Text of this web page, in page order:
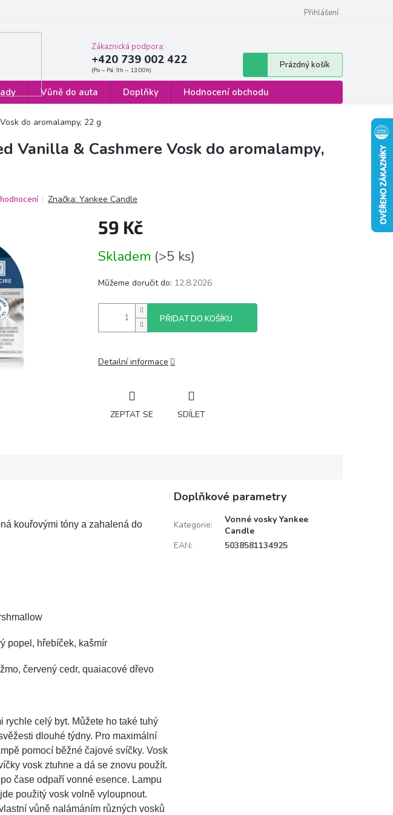
podmínky Formulář pro odstoupení od smlouvy
Přihlášení
Zákaznická podpora:
+420 739 002 422
Nákupní
košík
Prázdný košík
Vůně do auta Doplňky Hodnocení obchodu
do aromalampy, 22 g
Vanilla & Cashmere Vosk do aromalampy,
Značka:Yankee Candle
59 Kč
cena:
Skladem (>5 ks)
Můžeme doručit do: 12.8.2026
PŘIDAT DO KOŠÍKU
Detailní informace
ZEPTAT SE SDÍLET
kouřovými tóny a zahalená do
popel, hřebíček, kašmír
červený cedr, quaiacové dřevo
rychle celý byt. Můžete ho také tuhý
dlouhé týdny. Pro maximální
pomocí běžné čajové svíčky. Vosk
vosk ztuhne a dá se znovu použít.
čase odpaří vonné esence. Lampu
použitý vosk volně vyloupnout.
vůně nalámáním různých vosků
Doplňkové parametry
Kategorie:
Vonné vosky Yankee
Candle
EAN: 5038581134925